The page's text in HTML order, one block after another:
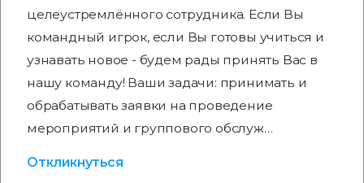
целеустремлённого сотрудника. Если Вы
командный игрок, если Вы готовы учиться и
узнавать новое - будем рады принять Вас в
нашу команду! Ваши задачи: принимать и
обрабатывать заявки на проведение
мероприятий и группового обслуж…
Откликнуться